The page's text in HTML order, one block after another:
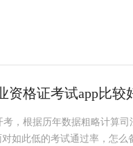
资格证考试app比较
考，根据历年数据粗略计算
如此低的考试通过率，怎